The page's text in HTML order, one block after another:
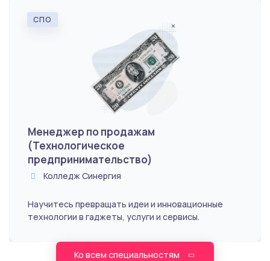
СПО
Менеджер по продажам
(Технологическое
предпринимательство)
Колледж Синергия
Научитесь превращать идеи и инновационные
технологии в гаджеты, услуги и сервисы.
Ко всем специальностям